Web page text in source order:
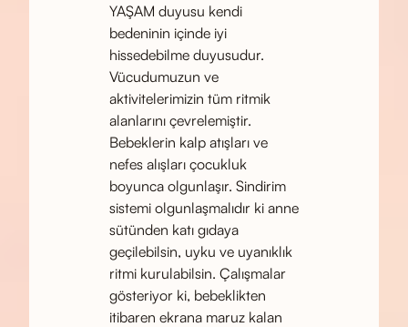
YAŞAM duyusu kendi
bedeninin içinde iyi
hissedebilme duyusudur.
Vücudumuzun ve
aktivitelerimizin tüm ritmik
alanlarını çevrelemiştir.
Bebeklerin kalp atışları ve
nefes alışları çocukluk
boyunca olgunlaşır. Sindirim
sistemi olgunlaşmalıdır ki anne
sütünden katı gıdaya
geçilebilsin, uyku ve uyanıklık
ritmi kurulabilsin. Çalışmalar
gösteriyor ki, bebeklikten
itibaren ekrana maruz kalan